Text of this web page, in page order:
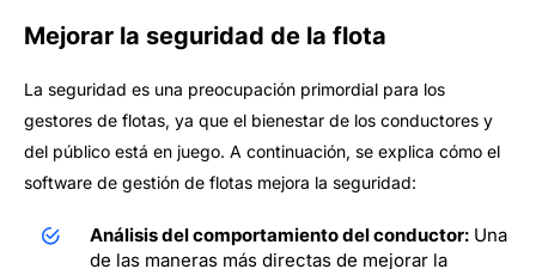
Mejorar la seguridad de la flota
La seguridad es una preocupación primordial para los
gestores de flotas, ya que el bienestar de los conductores y
del público está en juego. A continuación, se explica cómo el
software de gestión de flotas mejora la seguridad:
Análisis del comportamiento del conductor: Una
de las maneras más directas de mejorar la